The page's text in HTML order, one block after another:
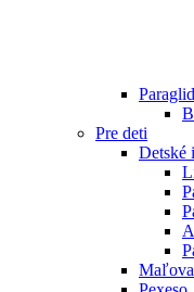
Pre deti
Detské